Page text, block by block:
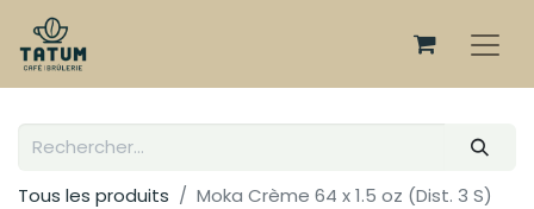
Tous les produits Moka Crème 64 x 1.5 oz (Dist. 3 S)